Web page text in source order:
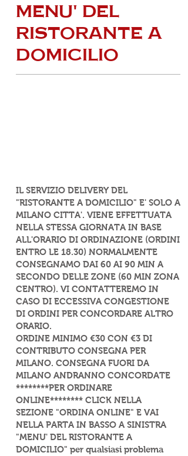
MENU' DEL
RISTORANTE A
DOMICILIO
IL SERVIZIO DELIVERY DEL
"RISTORANTE A DOMICILIO" E' SOLO A
MILANO CITTA'. VIENE EFFETTUATA
NELLA STESSA GIORNATA IN BASE
ALL'ORARIO DI ORDINAZIONE (ORDINI
ENTRO LE 18.30) NORMALMENTE
CONSEGNAMO DAI 60 AI 90 MIN A
SECONDO DELLE ZONE (60 MIN ZONA
CENTRO). VI CONTATTEREMO IN
CASO DI ECCESSIVA CONGESTIONE
DI ORDINI PER CONCORDARE ALTRO
ORARIO.
ORDINE MINIMO €30 CON €3 DI
CONTRIBUTO CONSEGNA PER
MILANO. CONSEGNA FUORI DA
MILANO ANDRANNO CONCORDATE
********PER ORDINARE
ONLINE******** CLICK NELLA
SEZIONE "ORDINA ONLINE" E VAI
NELLA PARTA IN BASSO A SINISTRA
"MENU' DEL RISTORANTE A
DOMICILIO" per qualsiasi problema